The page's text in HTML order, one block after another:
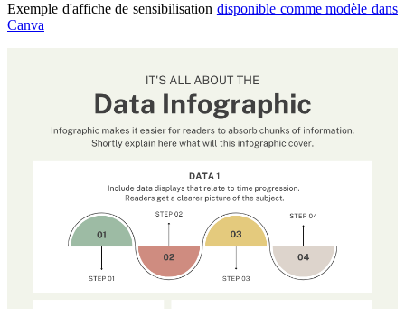
Exemple d'affiche de sensibilisation disponible comme modèle dans
Canva